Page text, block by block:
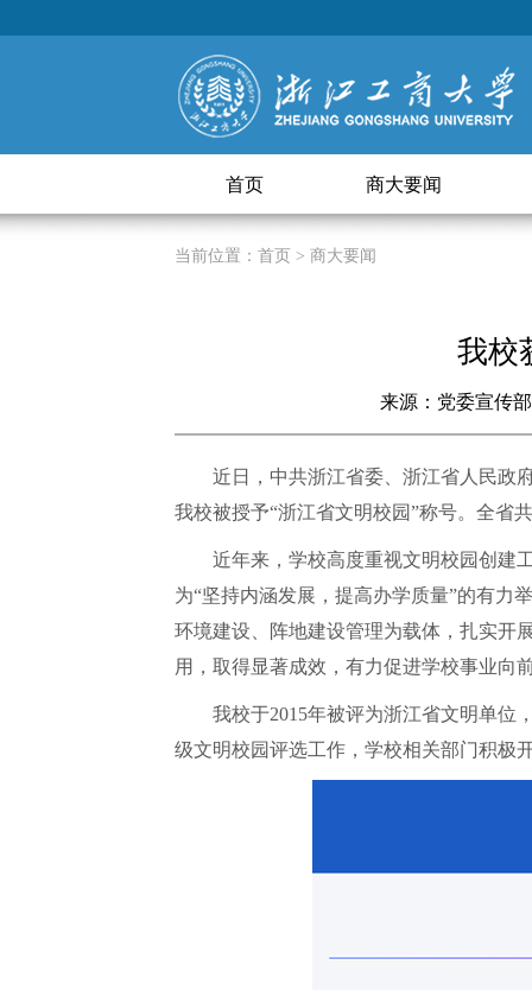
首页 商大要闻
当前位置： 首页 > 商大要闻
我校
来源：党委宣传部
近日，中共浙江省委、浙江省人民政
我校被授予“浙江省文明校园”称号。全省
近年来，学校高度重视文明校园创建
为“坚持内涵发展，提高办学质量”的有力
环境建设、阵地建设管理为载体，扎实开
用，取得显著成效，有力促进学校事业向
我校于2015年被评为浙江省文明单位
级文明校园评选工作，学校相关部门积极